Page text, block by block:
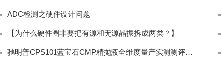
ADC检测之硬件设计问题
【为什么硬件圈非要把有源和无源晶振拆成两类？】
驰明普CPS101蓝宝石CMP精抛液全维度量产实测测评｜LED衬底国产硅溶胶抛光替